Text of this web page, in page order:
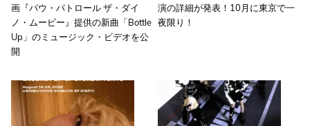
画『パウ・パトロール ザ・ダイ
ノ・ムービー』提供の新曲「Bottle
Up」のミュージック・ビデオを公
開
演の詳細が発表！10月に東京で一
夜限り！